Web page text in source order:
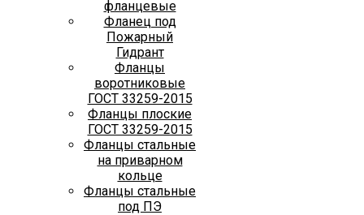
фланцевые
Фланец под
Пожарный
Гидрант
Фланцы
воротниковые
ГОСТ 33259-2015
Фланцы плоские
ГОСТ 33259-2015
Фланцы стальные
на приварном
кольце
Фланцы стальные
под ПЭ